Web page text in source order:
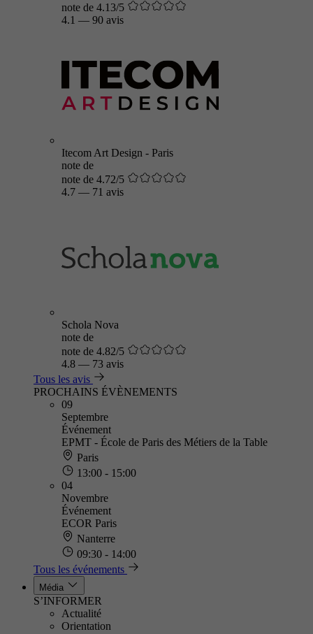
note de 4.13/5
4.1 — 90 avis
Itecom Art Design - Paris
note de
note de 4.72/5
4.7 — 71 avis
Schola Nova
note de
note de 4.82/5
4.8 — 73 avis
Tous les avis
PROCHAINS ÉVÈNEMENTS
09
Septembre
Événement
EPMT - École de Paris des Métiers de la Table
Paris
13:00 - 15:00
04
Novembre
Événement
ECOR Paris
Nanterre
09:30 - 14:00
Tous les événements
Média
S’INFORMER
Actualité
Orientation